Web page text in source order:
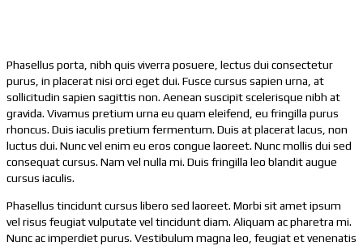
Phasellus porta, nibh quis viverra posuere, lectus dui consectetur
purus, in placerat nisi orci eget dui. Fusce cursus sapien urna, at
sollicitudin sapien sagittis non. Aenean suscipit scelerisque nibh at
gravida. Vivamus pretium urna eu quam eleifend, eu fringilla purus
rhoncus. Duis iaculis pretium fermentum. Duis at placerat lacus, non
luctus dui. Nunc vel enim eu eros congue laoreet. Nunc mollis dui sed
consequat cursus. Nam vel nulla mi. Duis fringilla leo blandit augue
cursus iaculis.
Phasellus tincidunt cursus libero sed laoreet. Morbi sit amet ipsum
vel risus feugiat vulputate vel tincidunt diam. Aliquam ac pharetra mi.
Nunc ac imperdiet purus. Vestibulum magna leo, feugiat et venenatis